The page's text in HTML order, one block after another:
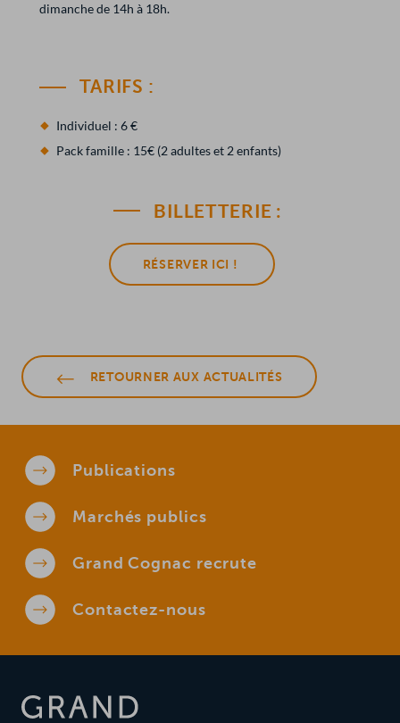
dimanche de 14h à 18h.
TARIFS :
Individuel : 6 €
Pack famille : 15€ (2 adultes et 2 enfants)
BILLETTERIE :
RÉSERVER ICI !
RETOURNER AUX ACTUALITÉS
Publications
Marchés publics
Grand Cognac recrute
Contactez-nous